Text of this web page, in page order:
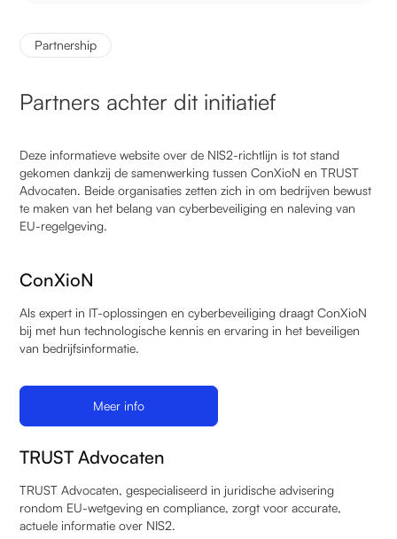
Partnership
Partners achter dit initiatief
Deze informatieve website over de NIS2-richtlijn is tot stand
gekomen dankzij de samenwerking tussen ConXioN en TRUST
Advocaten. Beide organisaties zetten zich in om bedrijven bewust
te maken van het belang van cyberbeveiliging en naleving van
EU-regelgeving.
ConXioN
Als expert in IT-oplossingen en cyberbeveiliging draagt ConXioN
bij met hun technologische kennis en ervaring in het beveiligen
van bedrijfsinformatie.
Meer info
TRUST Advocaten
TRUST Advocaten, gespecialiseerd in juridische advisering
rondom EU-wetgeving en compliance, zorgt voor accurate,
actuele informatie over NIS2.